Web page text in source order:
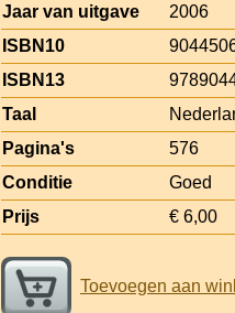
Jaar van uitgave
2006
ISBN10
ISBN13
Taal
Pagina's
576
Conditie
Goed
Prijs
€ 6,00
Toevoegen aan